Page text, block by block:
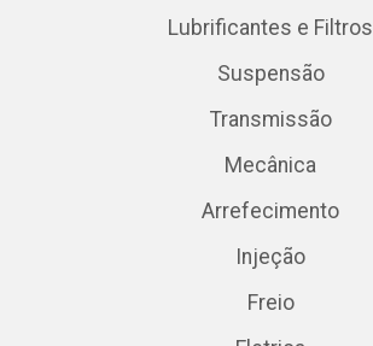
Lubrificantes e Filtros
Suspensão
Transmissão
Mecânica
Arrefecimento
Injeção
Freio